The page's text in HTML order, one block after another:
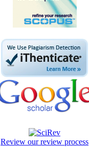
Review our review process